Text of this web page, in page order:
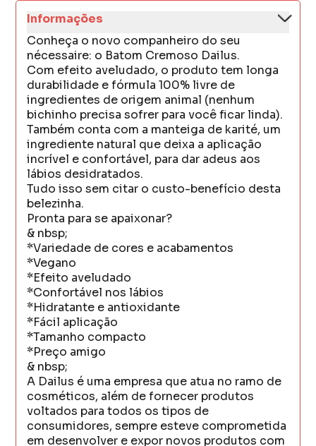
Informações
Conheça o novo companheiro do seu
nécessaire: o Batom Cremoso Dailus.
Com efeito aveludado, o produto tem longa
durabilidade e fórmula 100% livre de
ingredientes de origem animal (nenhum
bichinho precisa sofrer para você ficar linda).
Também conta com a manteiga de karité, um
ingrediente natural que deixa a aplicação
incrível e confortável, para dar adeus aos
lábios desidratados.
Tudo isso sem citar o custo-benefício desta
belezinha.
Pronta para se apaixonar?
& nbsp;
*Variedade de cores e acabamentos
*Vegano
*Efeito aveludado
*Confortável nos lábios
*Hidratante e antioxidante
*Fácil aplicação
*Tamanho compacto
*Preço amigo
& nbsp;
A Dailus é uma empresa que atua no ramo de
cosméticos, além de fornecer produtos
voltados para todos os tipos de
consumidores, sempre esteve comprometida
em desenvolver e expor novos produtos com